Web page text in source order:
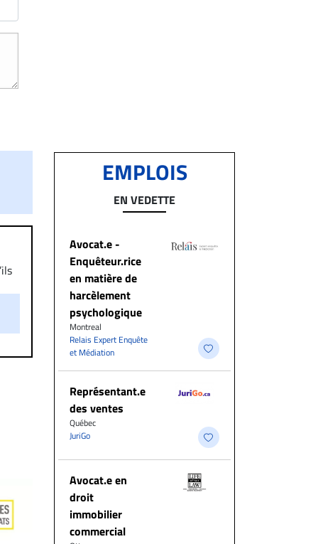
EMPLOIS
EN VEDETTE
Avocat.e -
Enquêteur.rice
en matière de
harcèlement
psychologique
Montreal
Relais Expert Enquête
et Médiation
Représentant.e
des ventes
Québec
JuriGo
Avocat.e en
droit
immobilier
commercial